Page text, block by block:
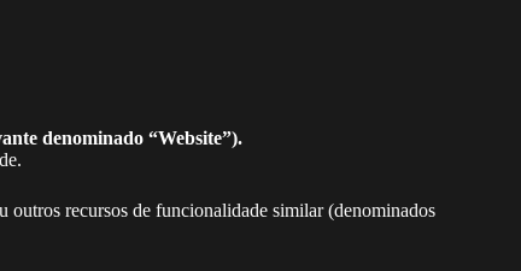
denominado “Website”).
outros recursos de funcionalidade similar (denominados